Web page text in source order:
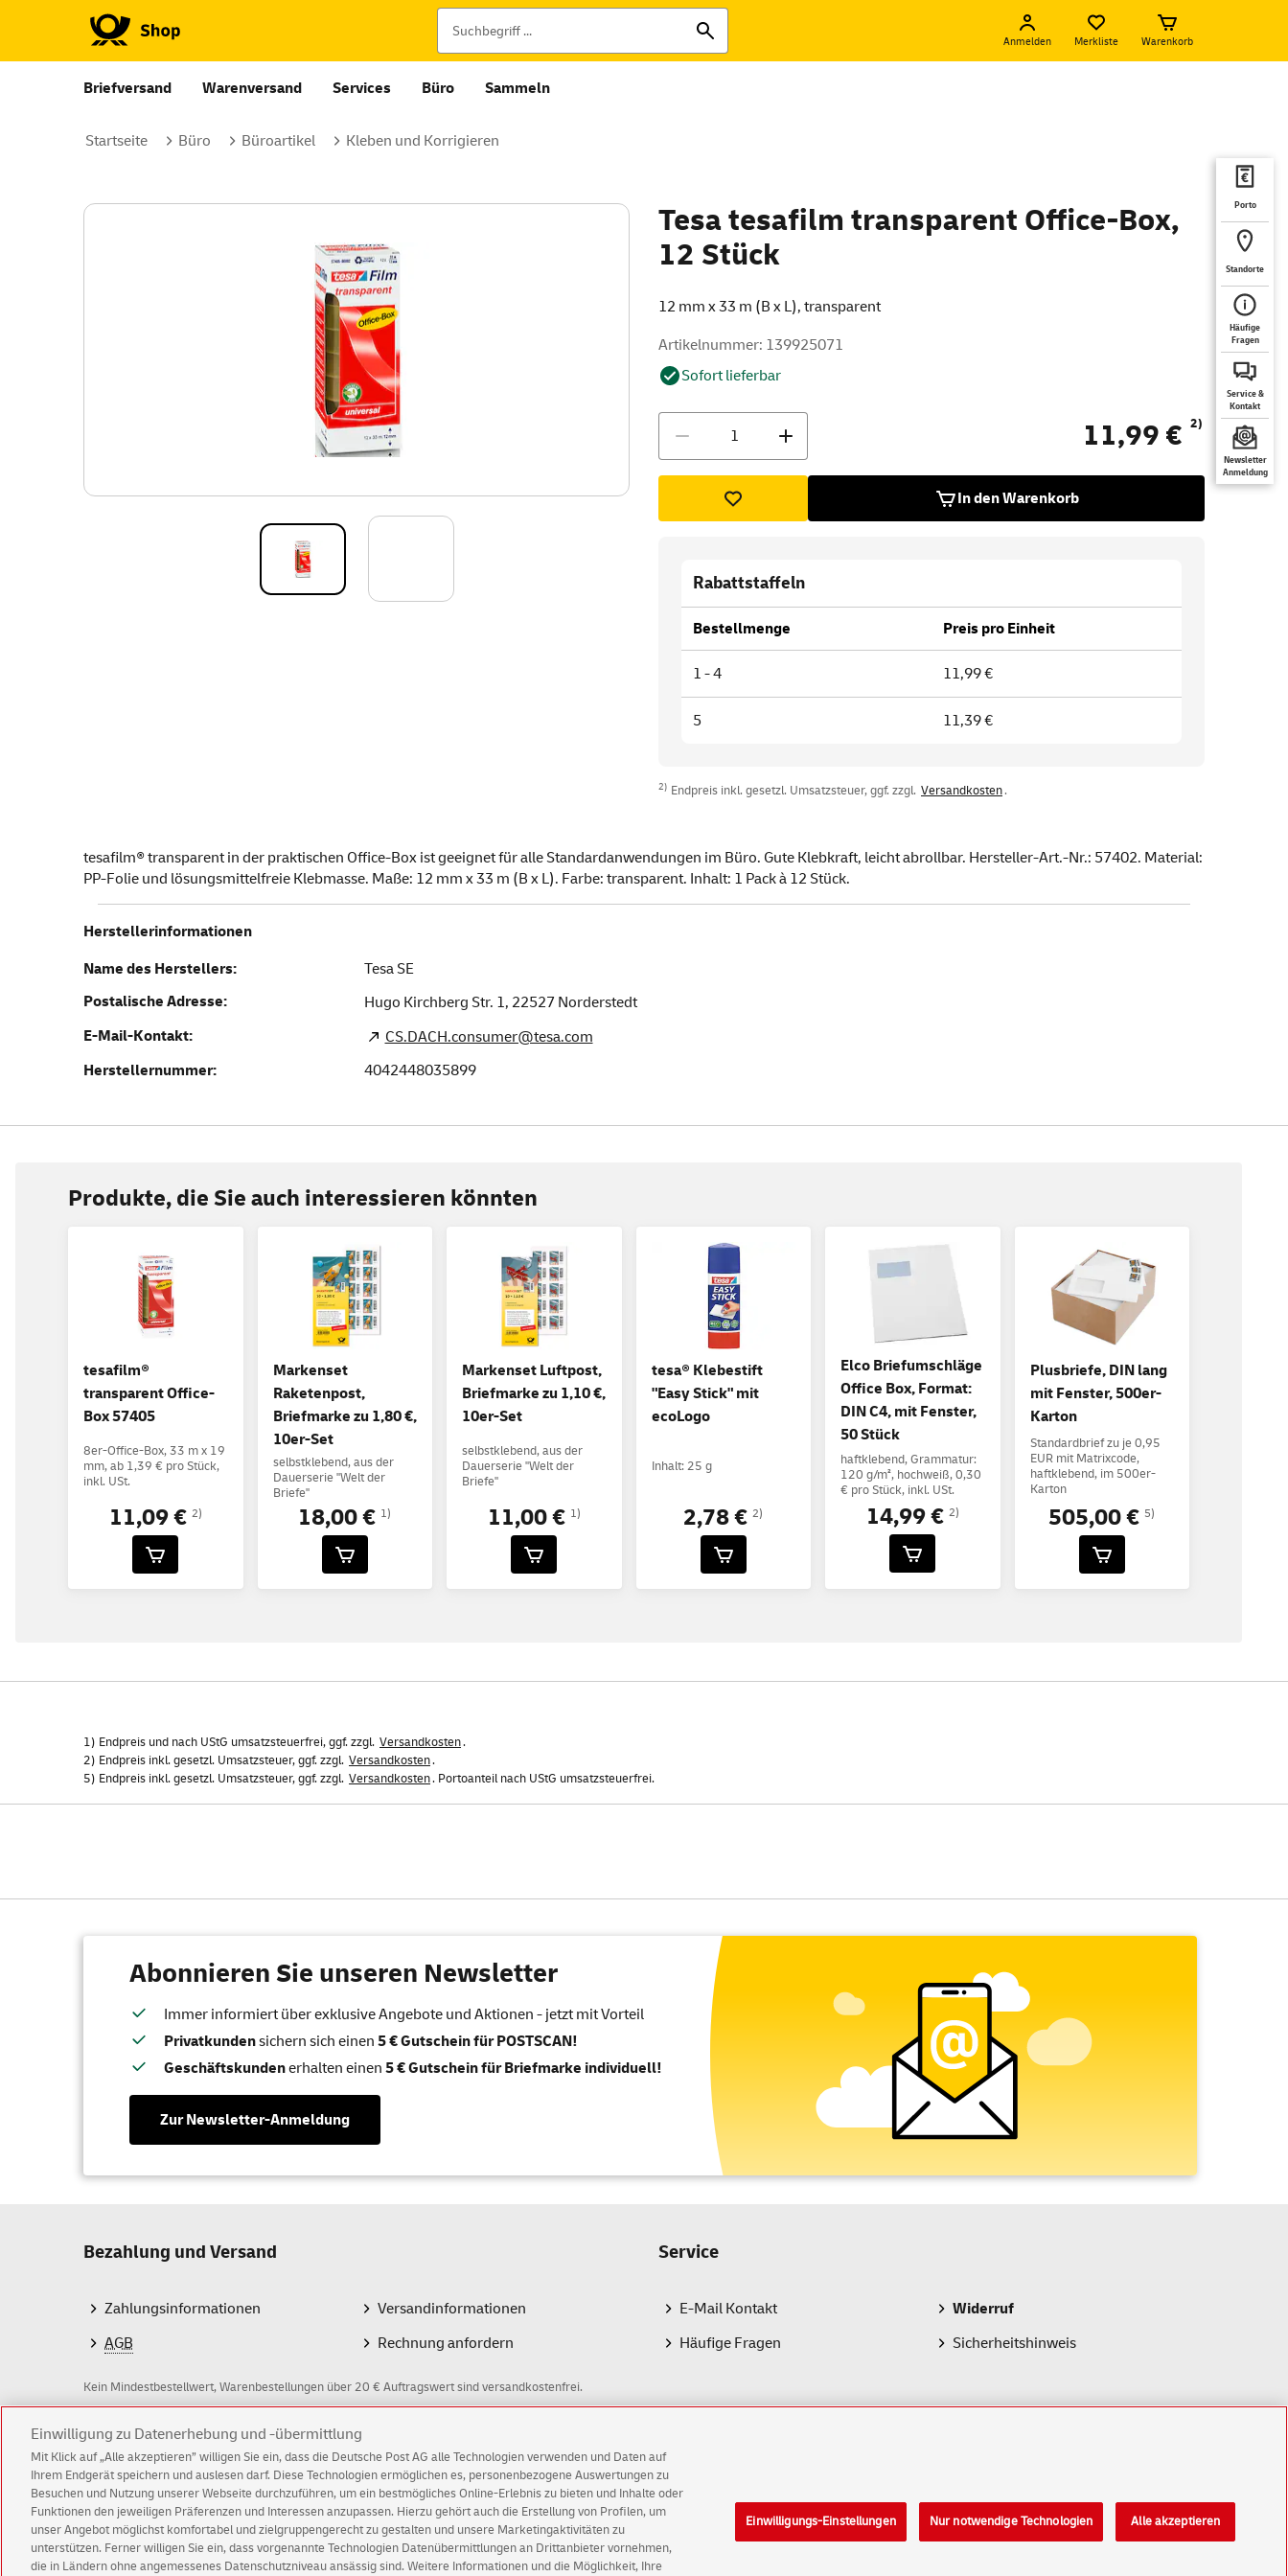
Anmelden Merkliste Warenkorb
Briefversand Warenversand Services Büro Sammeln
Porto
Standorte
Häufige
Fragen
Service &
Kontakt
Newsletter
Anmeldung
Startseite Büro Büroartikel Kleben und Korrigieren
Tesa tesafilm transparent Office-Box,
12 Stück
12 mm x 33 m (B x L), transparent
Artikelnummer: 139925071
Sofort lieferbar
11,99 € 2)
In den Warenkorb
Rabattstaffeln
Bestellmenge Preis pro Einheit
1 - 4 11,99 €
5 11,39 €
2) Endpreis inkl. gesetzl. Umsatzsteuer, ggf. zzgl. Versandkosten.
tesafilm® transparent in der praktischen Office-Box ist geeignet für alle Standardanwendungen im Büro. Gute Klebkraft, leicht abrollbar. Hersteller-Art.-Nr.: 57402. Material:
PP-Folie und lösungsmittelfreie Klebmasse. Maße: 12 mm x 33 m (B x L). Farbe: transparent. Inhalt: 1 Pack à 12 Stück.
Herstellerinformationen
Name des Herstellers:
Tesa SE
Postalische Adresse:
Hugo Kirchberg Str. 1, 22527 Norderstedt
E-Mail-Kontakt:
CS.DACH.consumer@tesa.com
Herstellernummer:
4042448035899
Produkte, die Sie auch interessieren könnten
tesafilm®
transparent Office-
Box 57405
8er-Office-Box, 33 m x 19
mm, ab 1,39 € pro Stück,
inkl. USt.
11,09 € 2)
Markenset
Raketenpost,
Briefmarke zu 1,80 €,
10er-Set
selbstklebend, aus der
Dauerserie "Welt der
Briefe"
18,00 € 1)
Markenset Luftpost,
Briefmarke zu 1,10 €,
10er-Set
selbstklebend, aus der
Dauerserie "Welt der
Briefe"
11,00 € 1)
tesa® Klebestift
"Easy Stick" mit
ecoLogo
Inhalt: 25 g
2,78 €2)
Elco Briefumschläge
Office Box, Format:
DIN C4, mit Fenster,
50 Stück
haftklebend, Grammatur:
120 g/m², hochweiß, 0,30
€ pro Stück, inkl. USt.
14,99 € 2)
Plusbriefe, DIN lang
mit Fenster, 500er-
Karton
Standardbrief zu je 0,95
EUR mit Matrixcode,
haftklebend, im 500er-
Karton
505,00 € 5)
1) Endpreis und nach UStG umsatzsteuerfrei, ggf. zzgl. Versandkosten.
2) Endpreis inkl. gesetzl. Umsatzsteuer, ggf. zzgl. Versandkosten.
5) Endpreis inkl. gesetzl. Umsatzsteuer, ggf. zzgl. Versandkosten. Portoanteil nach UStG umsatzsteuerfrei.
Abonnieren Sie unseren Newsletter
Immer informiert über exklusive Angebote und Aktionen - jetzt mit Vorteil
Privatkundensichern sich einen 5 € Gutschein für POSTSCAN!
Geschäftskundenerhalten einen 5 € Gutschein für Briefmarke individuell!
Zur Newsletter-Anmeldung
Bezahlung und Versand
Zahlungsinformationen
AGB
Versandinformationen
Rechnung anfordern
Service
E-Mail Kontakt
Häufige Fragen
Widerruf
Sicherheitshinweis
Kein Mindestbestellwert, Warenbestellungen über 20 € Auftragswert sind versandkostenfrei.
Z
a
h
l
m
© Sun Aug 09 15:18:59 CEST 2026 Deutsche Post AG
Impressum
Datenschutz Einwilligungs-Einstellungen Rechtliche Hinweise
Barrierefreiheit
Einwilligung zu Datenerhebung und -übermittlung
Mit Klick auf „Alle akzeptieren” willigen Sie ein, dass die Deutsche Post AG alle Technologien verwenden und Daten auf
Ihrem Endgerät speichern und auslesen darf. Diese Technologien ermöglichen es, personenbezogene Auswertungen zu
Besuchen und Nutzung unserer Webseite durchzuführen, um ein bestmögliches Online-Erlebnis zu bieten und Inhalte oder
Funktionen den jeweiligen Präferenzen und Interessen anzupassen. Hierzu gehört auch die Erstellung von Profilen, um
unser Angebot möglichst komfortabel und zielgruppengerecht zu gestalten und unsere Marketingaktivitäten zu
unterstützen. Ferner willigen Sie ein, dass vorgenannte Technologien Datenübermittlungen an Drittanbieter vornehmen,
die in Ländern ohne angemessenes Datenschutzniveau ansässig sind. Weitere Informationen und die Möglichkeit, Ihre
Einwilligungs-Einstellungen Nur notwendige Technologien Alle akzeptieren